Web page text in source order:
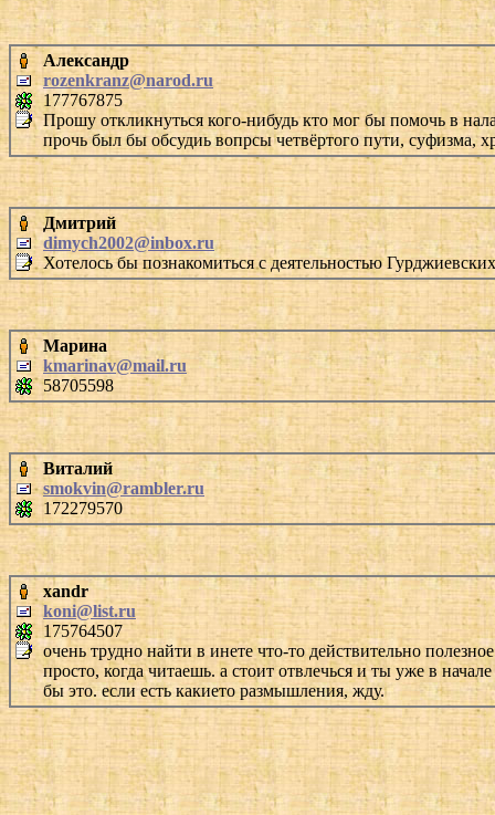
Александр
rozenkranz@narod.ru
177767875
Прошу откликнуться кого-нибудь кто мог бы помочь в
прочь был бы обсудиь вопрсы четвёртого пути, суфизма,
Дмитрий
dimych2002@inbox.ru
Хотелось бы познакомиться с деятельностью
Марина
kmarinav@mail.ru
58705598
Виталий
smokvin@rambler.ru
172279570
xandr
koni@list.ru
175764507
очень трудно найти в инете что-то действительно
просто, когда читаешь. а стоит отвлечься и ты уже в
бы это. если есть какието размышления, жду.